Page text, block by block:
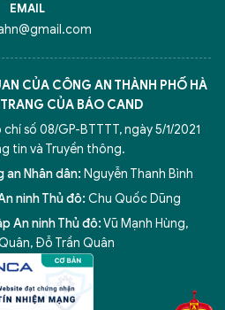
EMAIL
CỦA CÔNG AN THÀNH PHỐ HÀ
CỦA BÁO CAND
số 08/GP-BTTTT, ngày 5/1/2021
tin và Truyền thông.
an Nhân dân: Nguyễn Thanh Bình
ninh Thủ đô: Chu Quốc Dũng
An ninh Thủ đô:Vũ Mạnh Hùng,
, Đỗ Trần Quân
giải pháp xử lý điểm nghẽn của